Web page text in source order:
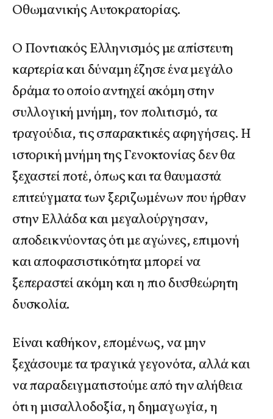
Οθωμανικής Αυτοκρατορίας.
Ο Ποντιακός Ελληνισμός με απίστευτη
καρτερία και δύναμη έζησε ένα μεγάλο
δράμα το οποίο αντηχεί ακόμη στην
συλλογική μνήμη, τον πολιτισμό, τα
τραγούδια, τις σπαρακτικές αφηγήσεις. Η
ιστορική μνήμη της Γενοκτονίας δεν θα
ξεχαστεί ποτέ, όπως και τα θαυμαστά
επιτεύγματα των ξεριζωμένων που ήρθαν
στην Ελλάδα και μεγαλούργησαν,
αποδεικνύοντας ότι με αγώνες, επιμονή
και αποφασιστικότητα μπορεί να
ξεπεραστεί ακόμη και η πιο δυσθεώρητη
δυσκολία.
Είναι καθήκον, επομένως, να μην
ξεχάσουμε τα τραγικά γεγονότα, αλλά και
να παραδειγματιστούμε από την αλήθεια
ότι η μισαλλοδοξία, η δημαγωγία, η